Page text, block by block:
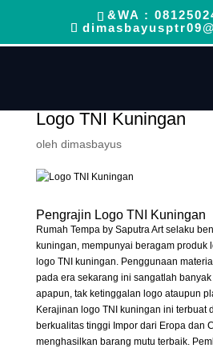
&WA :
Logo TNI Kuningan
oleh dimasbayus
Pengrajin Logo TNI Kuningan
Rumah Tempa by Saputra Art selaku
kuningan, mempunyai beragam produk
logo TNI kuningan. Penggunaan
pada era sekarang ini sangatlah
apapun, tak ketinggalan logo ataupun
Kerajinan logo TNI kuningan ini terbuat
berkualitas tinggi Impor dari Eropa dan
menghasilkan barang mutu terbaik.